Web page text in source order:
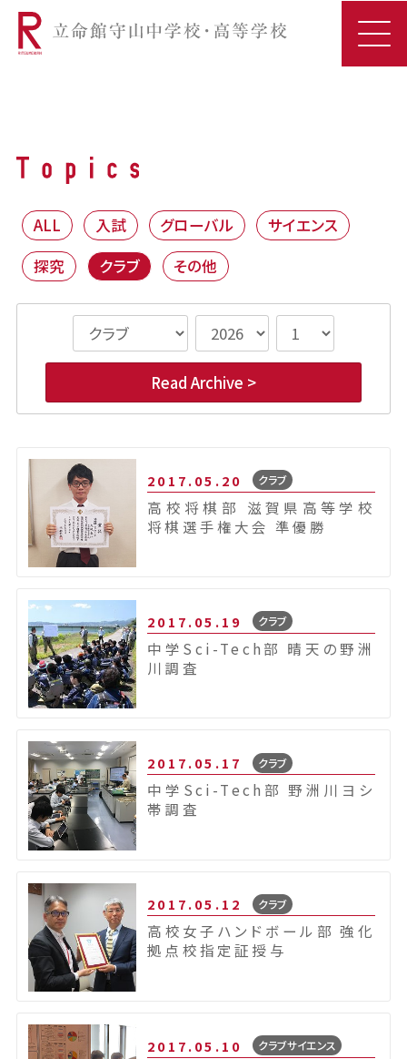
ALL 入試 グローバル
サイエンス
探究
クラブ その他
Read Archive >
2017.05.20 クラブ
高校将棋部 滋賀県高等学校
将棋選手権大会 準優勝
2017.05.19 クラブ
中学Sci-Tech部 晴天の野洲
川調査
2017.05.17 クラブ
中学Sci-Tech部 野洲川ヨシ
帯調査
2017.05.12 クラブ
高校女子ハンドボール部 強化
拠点校指定証授与
2017.05.10 クラブサイエンス